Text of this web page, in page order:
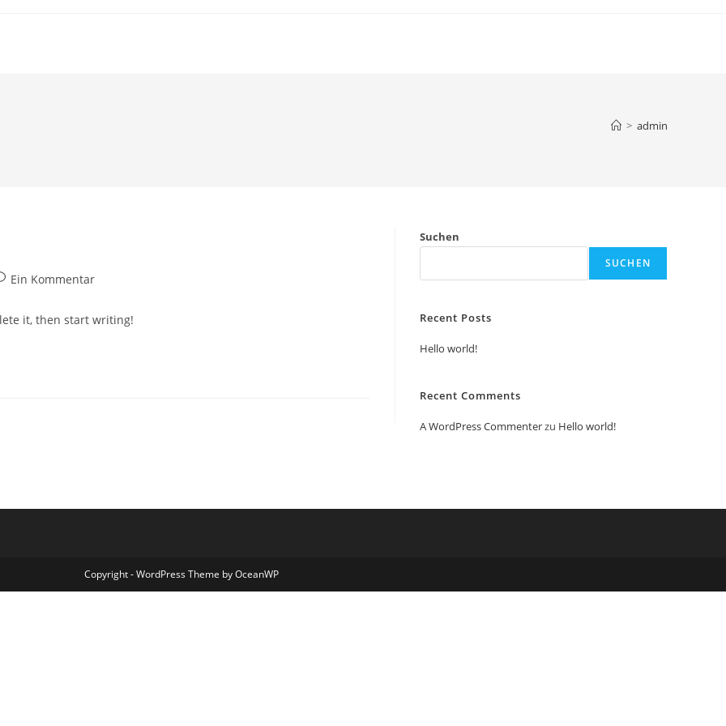
> admin
Ein Kommentar
it, then start writing!
Suchen
SUCHEN
Recent Posts
Hello world!
Recent Comments
A WordPress Commenterzu Hello world!
Copyright - WordPress Theme by OceanWP